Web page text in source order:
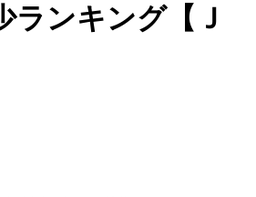
ランキング【Ｊ